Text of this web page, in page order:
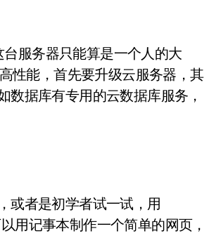
服务器只能算是一个人的大
性能，首先要升级云服务器，其
据库有专用的云数据库服务，
或者是初学者试一试，用
用记事本制作一个简单的网页，